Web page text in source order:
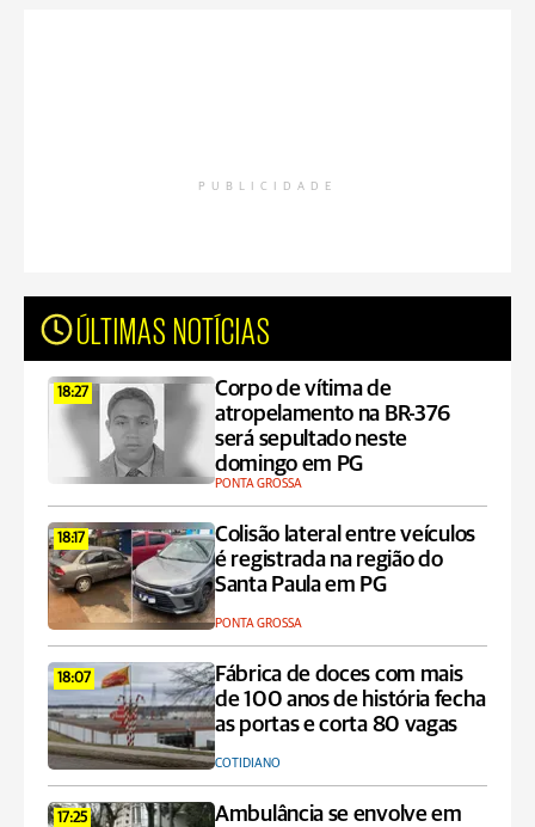
PUBLICIDADE
ÚLTIMAS NOTÍCIAS
18:27
Corpo de vítima de
atropelamento na BR-376
será sepultado neste
domingo em PG
PONTA GROSSA
18:17
Colisão lateral entre veículos
é registrada na região do
Santa Paula em PG
PONTA GROSSA
18:07
Fábrica de doces com mais
de 100 anos de história fecha
as portas e corta 80 vagas
COTIDIANO
17:25
Ambulância se envolve em